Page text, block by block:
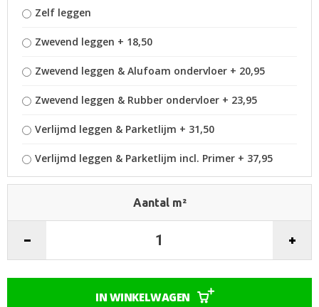
Zelf leggen
Zwevend leggen + 18,50
Zwevend leggen & Alufoam ondervloer + 20,95
Zwevend leggen & Rubber ondervloer + 23,95
Verlijmd leggen & Parketlijm + 31,50
Verlijmd leggen & Parketlijm incl. Primer + 37,95
Aantal m²
IN WINKELWAGEN